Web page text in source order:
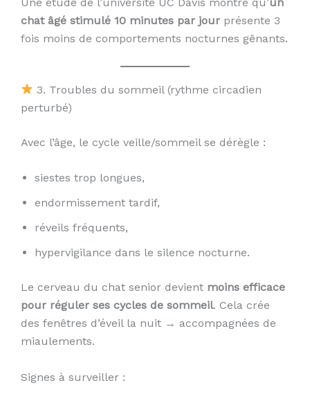
chat âgé stimulé 10 minutes par jour présente 3
fois moins de comportements nocturnes gênants.
3. Troubles du sommeil (rythme circadien
perturbé)
Avec l’âge, le cycle veille/sommeil se dérègle :
siestes trop longues,
endormissement tardif,
réveils fréquents,
hypervigilance dans le silence nocturne.
Le cerveau du chat senior devient moins efficace
pour réguler ses cycles de sommeil. Cela crée
des fenêtres d’éveil la nuit → accompagnées de
miaulements.
Signes à surveiller :